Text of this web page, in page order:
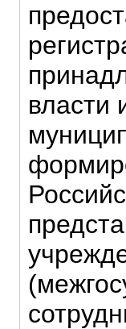
власти